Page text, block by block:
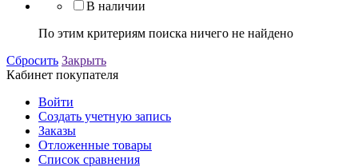
В наличии
По этим критериям поиска ничего не найдено
Сбросить Закрыть
Кабинет покупателя
Войти
Создать учетную запись
Заказы
Отложенные товары
Список сравнения